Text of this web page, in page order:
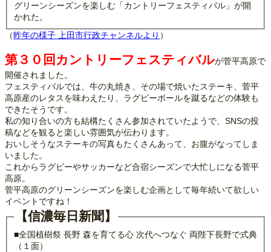
グリーンシーズンを楽しむ「カントリーフェスティバル」が開
かれた。
（昨年の様子 上田市行政チャンネルより ）
第３０回カントリーフェスティバルが菅平高原で
開催されました。
フェスティバルでは、牛の丸焼き、その場で焼いたステーキ、菅平
高原産のレタスを味わえたり、ラグビーボールを蹴るなどの体験も
できたそうです。
私の知り合いの方も結構たくさん参加されていたようで、SNSの投
稿などを観ると楽しい雰囲気が伝わります。
おいしそうなステーキの写真もたくさんあって、お腹がなってしま
いました。
これからラグビーやサッカーなど合宿シーズンで大忙しになる菅平
高原。
菅平高原のグリーンシーズンを楽しむ企画として毎年続いて欲しい
イベントですね！
【信濃毎日新聞】
■全国植樹祭 長野 森を育てる心 次代へつなぐ 両陛下長野で式典
（１面）